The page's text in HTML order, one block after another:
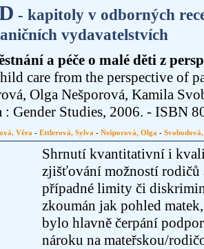
- kapitoly v odborných
vydavatelstvích
a péče o malé děti z
care from the perspective of
Olga Nešporová, Kamila
: Gender Studies, 2006. - ISBN
Věra - Ettlerová, Sylva - Nešporová, Olga -
Shrnutí kvantitativní i
zjišťování možností rodičů
případné limity či
zkoumán jak pohled
bylo hlavně čerpání
nároku na mateřskou/